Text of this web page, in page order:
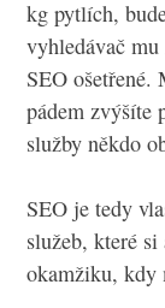
kg pytlích,
vyhledávač
SEO
pádem zvýšíte
služby někdo
SEO je tedy
služeb, které
okamžiku, kdy